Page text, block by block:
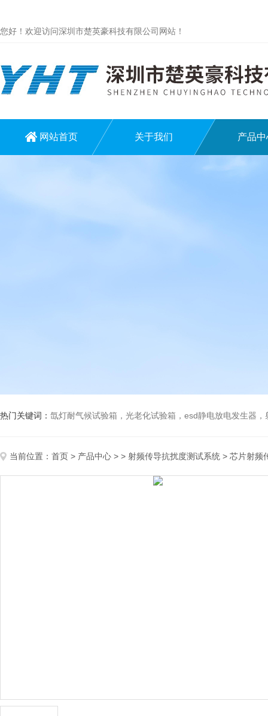
您好！欢迎访问深圳市楚英豪科技有限公司网站！
网站首页 关于我们 产品中
热门关键词： 氙灯耐气候试验箱，光老化试验箱，esd静电放电发生器
当前位置： 首页 > 产品中心 > > 射频传导抗扰度测试系统 > 芯片射频